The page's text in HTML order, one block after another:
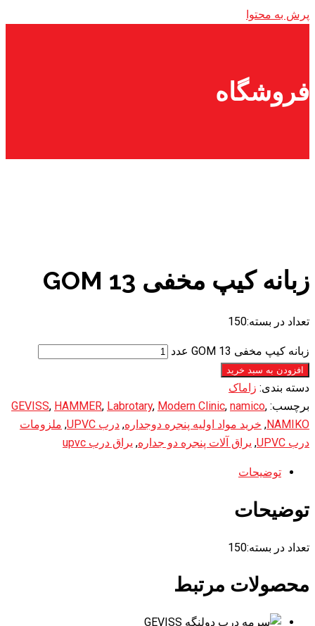
پرش به محتوا
فروشگاه
زبانه کیپ مخفی GOM 13
تعداد در بسته:150
زبانه کیپ مخفی GOM 13 عدد
افزودن به سبد خرید
دسته بندی: زاماک
برچسب:
GEVISS, HAMMER, Labrotary, Modern Clinic, namico,
NAMIKO
, خرید مواد اولیه پنجره دوجداره, درب UPVC , ملزومات
درب UPVC
, یراق آلات پنجره دو جداره, یراق درب upvc
توضیحات
توضیحات
تعداد در بسته:150
محصولات مرتبط